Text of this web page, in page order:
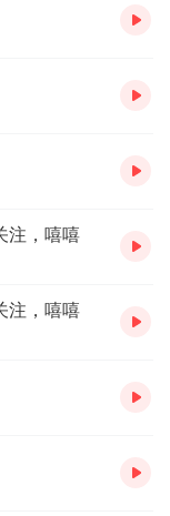
注，嘻嘻
注，嘻嘻